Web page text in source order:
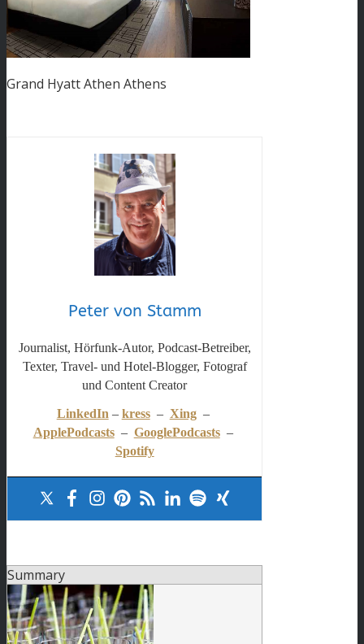
Grand Hyatt Athen Athens
Peter von Stamm
Journalist, Hörfunk-Autor, Podcast-Betreiber,
Texter, Travel- und Hotel-Blogger, Fotograf
und Content Creator
LinkedIn – kress– Xing–
ApplePodcasts– GooglePodcasts–
Spotify
Summary